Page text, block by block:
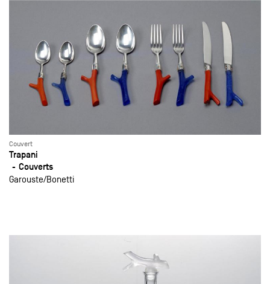
Couvert
Trapani
Couverts
Garouste Bonetti